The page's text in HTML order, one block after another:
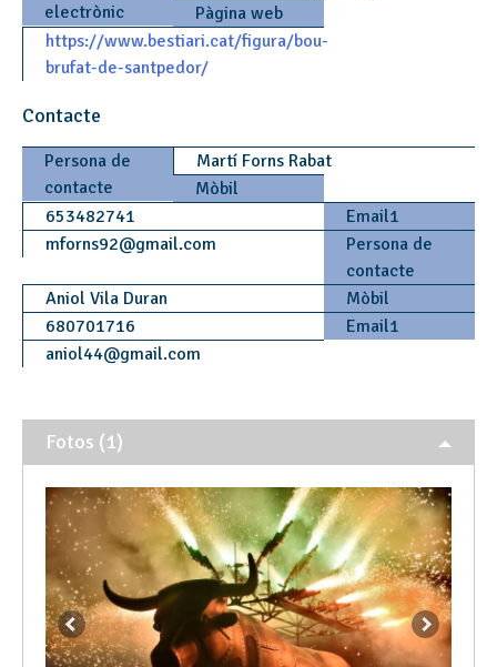
electrònic
Pàgina web
https://www.bestiari.cat/figura/bou-
brufat-de-santpedor/
Contacte
Persona de
contacte
Martí Forns Rabat
Mòbil
653482741
Email1
mforns92@gmail.com
Persona de
contacte
Aniol Vila Duran
Mòbil
680701716
Email1
aniol44@gmail.com
Fotos (1)